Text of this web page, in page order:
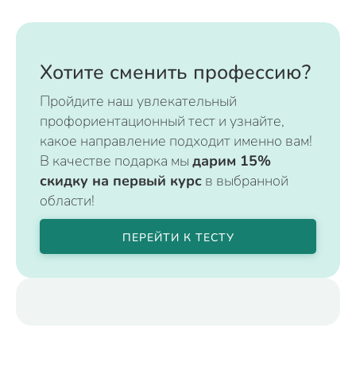
Хотите сменить профессию?
Пройдите наш увлекательный
профориентационный тест и узнайте,
какое направление подходит именно вам!
В качестве подарка мы дарим 15%
скидку на первый курс в выбранной
области!
ПЕРЕЙТИ К ТЕСТУ